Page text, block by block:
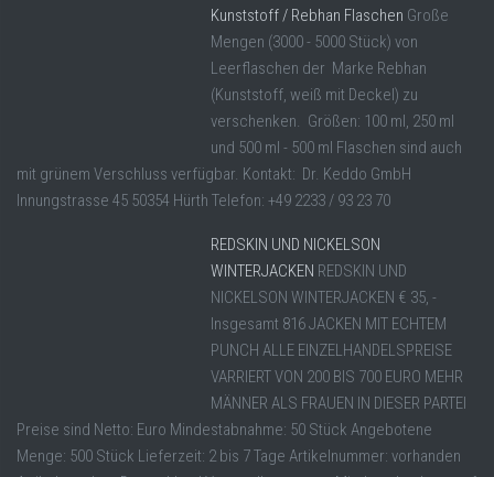
Kunststoff / Rebhan Flaschen Große
Mengen (3000 - 5000 Stück) von
Leerflaschen der Marke Rebhan
(Kunststoff, weiß mit Deckel) zu
verschenken. Größen: 100 ml, 250 ml
und 500 ml - 500 ml Flaschen sind auch
mit grünem Verschluss verfügbar. Kontakt: Dr. Keddo GmbH
Innungstrasse 45 50354 Hürth Telefon: +49 2233 / 93 23 70
REDSKIN UND NICKELSON
WINTERJACKEN REDSKIN UND
NICKELSON WINTERJACKEN € 35, -
Insgesamt 816 JACKEN MIT ECHTEM
PUNCH ALLE EINZELHANDELSPREISE
VARRIERT VON 200 BIS 700 EURO MEHR
MÄNNER ALS FRAUEN IN DIESER PARTEI
Preise sind Netto: Euro Mindestabnahme: 50 Stück Angebotene
Menge: 500 Stück Lieferzeit: 2 bis 7 Tage Artikelnummer: vorhanden